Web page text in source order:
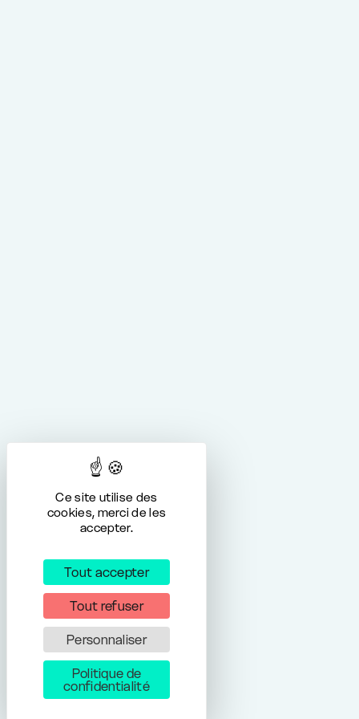
Ce site utilise des
cookies, merci de les
accepter.
Tout accepter
Tout refuser
Personnaliser
Politique de
confidentialité